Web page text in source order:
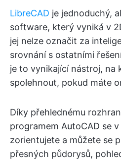
LibreCAD je jednoduchý,
software, který vyniká v
jej nelze označit za
srovnání s ostatními
je to vynikající nástroj, na
spolehnout, pokud máte
Díky přehlednému
programem AutoCAD se
zorientujete a můžete se
přesných půdorysů,